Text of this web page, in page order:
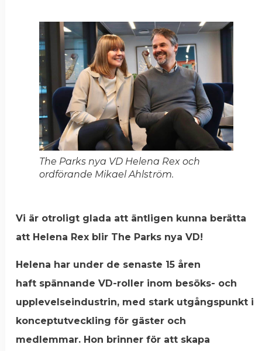
The Parks nya VD Helena Rex och
ordförande Mikael Ahlström.
Vi är otroligt glada att äntligen kunna berätta
att Helena Rex blir The Parks nya VD!
Helena har under de senaste 15 åren
haft spännande VD-roller inom besöks- och
upplevelseindustrin, med stark utgångspunkt i
konceptutveckling för gäster och
medlemmar. Hon brinner för att skapa